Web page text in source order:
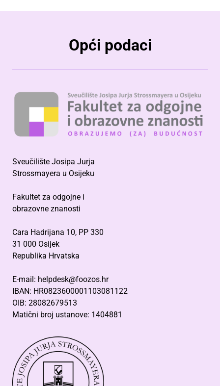
Opći podaci
Sveučilište Josipa Jurja
Strossmayera u Osijeku
Fakultet za odgojne i
obrazovne znanosti
Cara Hadrijana 10, PP 330
31 000 Osijek
Republika Hrvatska
E-mail: helpdesk@foozos.hr
IBAN: HR0823600001103081122
OIB: 28082679513
Matični broj ustanove: 1404881